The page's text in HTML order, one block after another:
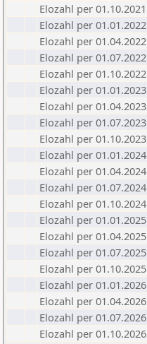
Elozahl per 01.10.2021
Elozahl per 01.01.2022
Elozahl per 01.04.2022
Elozahl per 01.07.2022
Elozahl per 01.10.2022
Elozahl per 01.01.2023
Elozahl per 01.04.2023
Elozahl per 01.07.2023
Elozahl per 01.10.2023
Elozahl per 01.01.2024
Elozahl per 01.04.2024
Elozahl per 01.07.2024
Elozahl per 01.10.2024
Elozahl per 01.01.2025
Elozahl per 01.04.2025
Elozahl per 01.07.2025
Elozahl per 01.10.2025
Elozahl per 01.01.2026
Elozahl per 01.04.2026
Elozahl per 01.07.2026
Elozahl per 01.10.2026